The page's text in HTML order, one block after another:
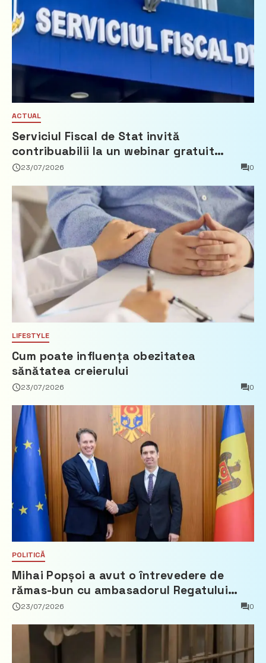
ACTUAL
Serviciul Fiscal de Stat invită
contribuabilii la un webinar gratuit
privind calculul impozitului pe bunurile
23/07/2026 0
LIFESTYLE
Cum poate influența obezitatea
sănătatea creierului
23/07/2026 0
POLITICĂ
Mihai Popșoi a avut o întrevedere de
rămas-bun cu ambasadorul Regatului
Țărilor de Jos, Fred Duijn
23/07/2026 0